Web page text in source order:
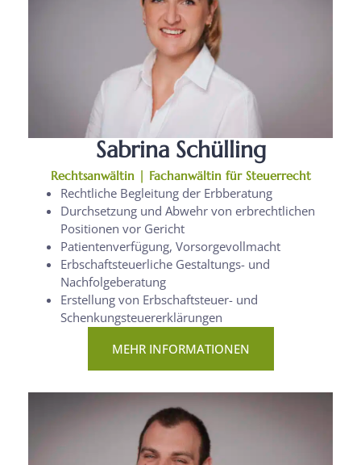
Sabrina Schülling
Rechtsanwältin | Fachanwältin für Steuerrecht
Rechtliche Begleitung der Erbberatung
Durchsetzung und Abwehr von erbrechtlichen
Positionen vor Gericht
Patientenverfügung, Vorsorgevollmacht
Erbschaftsteuerliche Gestaltungs- und
Nachfolgeberatung
Erstellung von Erbschaftsteuer- und
Schenkungsteuererklärungen
MEHR INFORMATIONEN